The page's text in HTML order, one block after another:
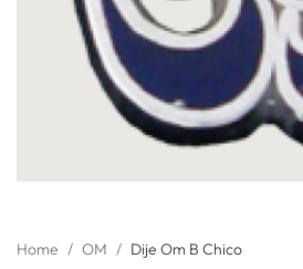
Home / OM / Dije Om B Chico